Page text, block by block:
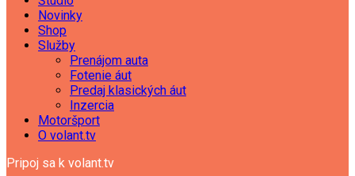
Novinky
Shop
Služby
Prenájom auta
Fotenie áut
Predaj klasických áut
Inzercia
Motoršport
O volant.tv
Pripoj sa k volant.tv